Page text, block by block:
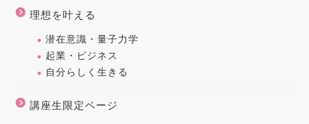
理想を叶える
潜在意識・量子力学
起業・ビジネス
自分らしく生きる
講座生限定ページ